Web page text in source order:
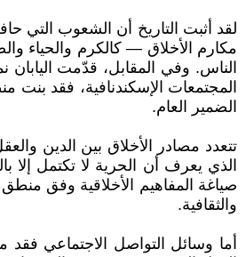
لقد أثبت التاريخ أن الشعوب التي
مكارم الأخلاق — كالكرم والحياء
الناس. وفي المقابل، قدّمت اليابان
المجتمعات الإسكندنافية، فقد بنت
الضمير العام.
تتعدد مصادر الأخلاق بين الدين
الذي يعرف أن الحرية لا تكتمل إلا
صياغة المفاهيم الأخلاقية وفق
والثقافية.
أما وسائل التواصل الاجتماعي فقد